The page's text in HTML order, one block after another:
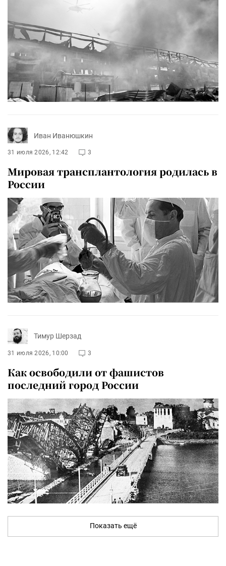
Иван Иванюшкин
31 июля 2026, 12:42 3
Мировая трансплантология родилась в
России
Тимур Шерзад
31 июля 2026, 10:00 3
Как освободили от фашистов
последний город России
Показать ещё